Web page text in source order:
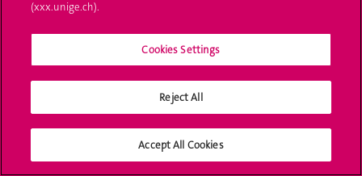
(xxx.unige.ch).
Cookies Settings
Reject All
Accept All Cookies